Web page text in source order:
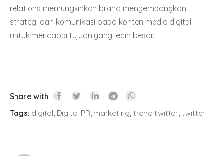
relations memungkinkan brand mengembangkan
strategi dan komunikasi pada konten media digital
untuk mencapai tujuan yang lebih besar.
Share with
Tags: digital , Digital PR, marketing, trend twitter, twitter